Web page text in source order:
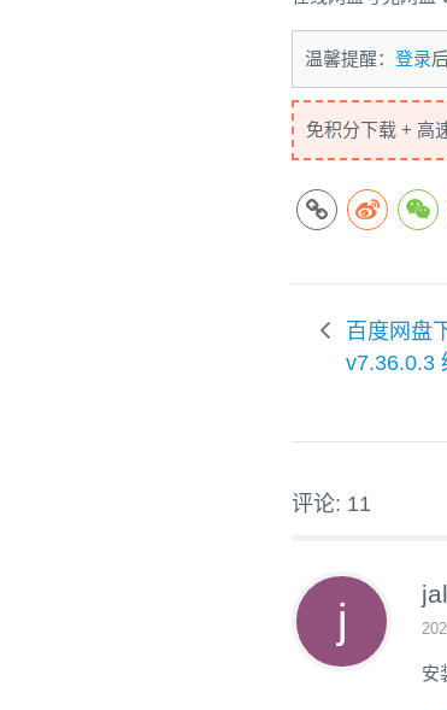
温馨提醒： 登录
免积分下载 + 高
百度网盘
v7.36.0.3
评论: 11
安